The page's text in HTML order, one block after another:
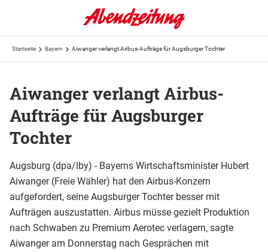
Startseite Bayern Aiwanger verlangt Airbus-Aufträge für Augsburger Tochter
Aiwanger verlangt Airbus-
Aufträge für Augsburger
Tochter
Augsburg (dpa/lby) - Bayerns Wirtschaftsminister Hubert
Aiwanger (Freie Wähler) hat den Airbus-Konzern
aufgefordert, seine Augsburger Tochter besser mit
Aufträgen auszustatten. Airbus müsse gezielt Produktion
nach Schwaben zu Premium Aerotec verlagern, sagte
Aiwanger am Donnerstag nach Gesprächen mit